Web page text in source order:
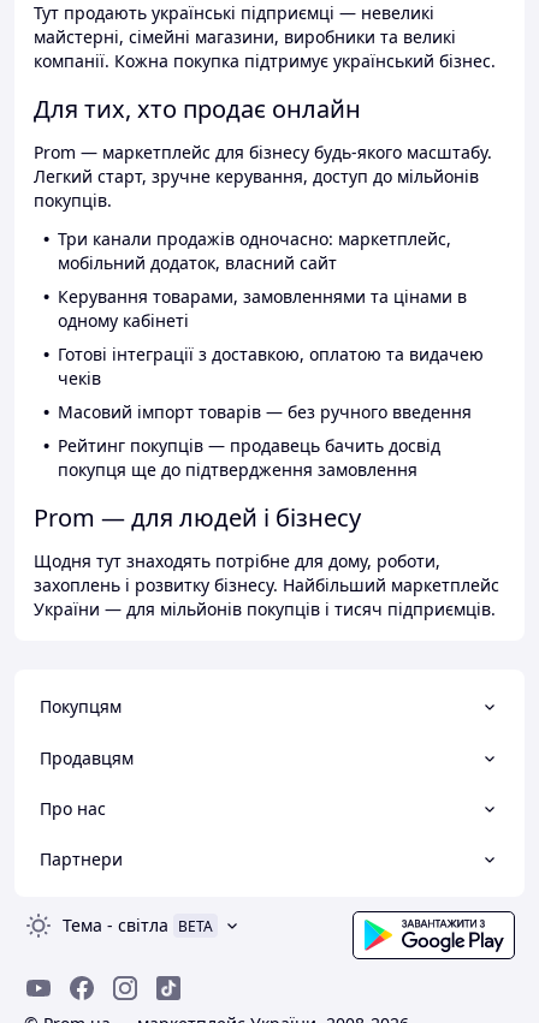
Тут продають українські підприємці — невеликі
майстерні, сімейні магазини, виробники та великі
компанії. Кожна покупка підтримує український бізнес.
Для тих, хто продає онлайн
Prom — маркетплейс для бізнесу будь-якого масштабу.
Легкий старт, зручне керування, доступ до мільйонів
покупців.
Три канали продажів одночасно: маркетплейс,
мобільний додаток, власний сайт
Керування товарами, замовленнями та цінами в
одному кабінеті
Готові інтеграції з доставкою, оплатою та видачею
чеків
Масовий імпорт товарів — без ручного введення
Рейтинг покупців — продавець бачить досвід
покупця ще до підтвердження замовлення
Prom — для людей і бізнесу
Щодня тут знаходять потрібне для дому, роботи,
захоплень і розвитку бізнесу. Найбільший маркетплейс
України — для мільйонів покупців і тисяч підприємців.
Покупцям
Продавцям
Про нас
Партнери
Тема - світла BETA